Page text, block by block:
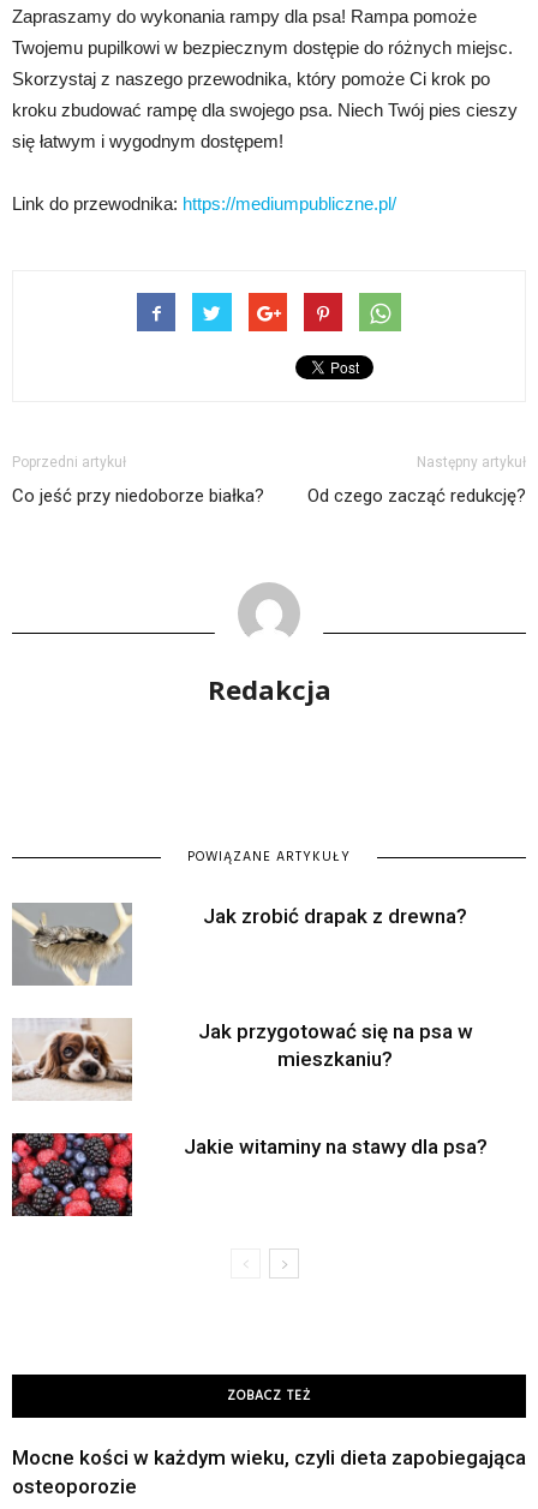
Zapraszamy do wykonania rampy dla psa! Rampa pomoże
Twojemu pupilkowi w bezpiecznym dostępie do różnych miejsc.
Skorzystaj z naszego przewodnika, który pomoże Ci krok po
kroku zbudować rampę dla swojego psa. Niech Twój pies cieszy
się łatwym i wygodnym dostępem!
Link do przewodnika: https://mediumpubliczne.pl/
Poprzedni artykuł
Co jeść przy niedoborze białka?
Następny artykuł
Od czego zacząć redukcję?
Redakcja
POWIĄZANE ARTYKUŁY
Jak zrobić drapak z drewna?
Jak przygotować się na psa w
mieszkaniu?
Jakie witaminy na stawy dla psa?
ZOBACZ TEŻ
Mocne kości w każdym wieku, czyli dieta zapobiegająca
osteoporozie